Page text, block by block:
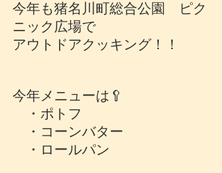
今年も猪名川町総合公園　ピク
ニック広場で
アウトドアクッキング！！
今年メニューは🥄
・ポトフ
・コーンバター
・ロールパン